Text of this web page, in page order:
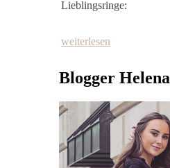
Lieblingsringe:
weiterlesen
Blogger Helena